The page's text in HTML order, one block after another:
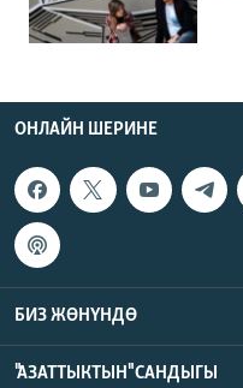
ОНЛАЙН ШЕРИНЕ
БИЗ ЖӨНҮНДӨ
"АЗАТТЫКТЫН" САНДЫГЫ